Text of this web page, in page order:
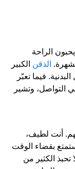
الراحة
الذقن الكبير
فيما تعبّر
التواصل، وتشير
أنت لطيف،
بقضاء الوقت
الكثير من